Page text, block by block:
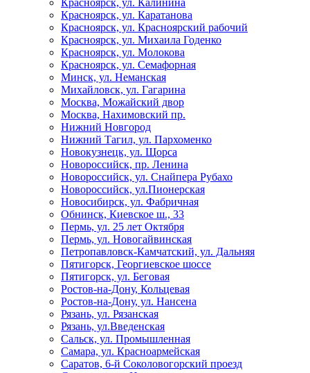
Красноярск, ул. Калинина
Красноярск, ул. Каратанова
Красноярск, ул. Красноярский рабочий
Красноярск, ул. Михаила Годенко
Красноярск, ул. Молокова
Красноярск, ул. Семафорная
Минск, ул. Неманская
Михайловск, ул. Гагарина
Москва, Можайский двор
Москва, Нахимовский пр.
Нижний Новгород
Нижний Тагил, ул. Пархоменко
Новокузнецк, ул. Щорса
Новороссийск, пр. Ленина
Новороссийск, ул. Снайпера Рубахо
Новороссийск, ул.Пионерская
Новосибирск, ул. Фабричная
Обнинск, Киевское ш., 33
Пермь, ул. 25 лет Октября
Пермь, ул. Новогайвинская
Петропавловск-Камчатский, ул. Дальняя
Пятигорск, Георгиевское шоссе
Пятигорск, ул. Беговая
Ростов-на-Дону, Кольцевая
Ростов-на-Дону, ул. Нансена
Рязань, ул. Рязанская
Рязань, ул.Введенская
Сальск, ул. Промышленная
Самара, ул. Красноармейская
Саратов, 6-й Соколовогорский проезд